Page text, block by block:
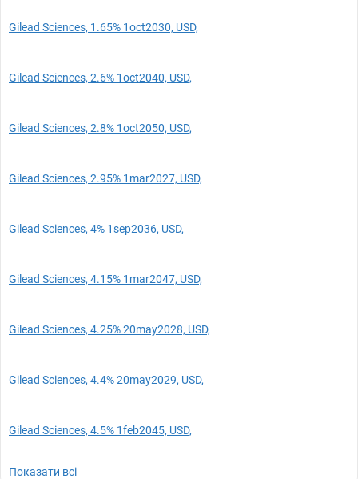
Gilead Sciences, 1.65% 1oct2030, USD,
Gilead Sciences, 2.6% 1oct2040, USD,
Gilead Sciences, 2.8% 1oct2050, USD,
Gilead Sciences, 2.95% 1mar2027, USD,
Gilead Sciences, 4% 1sep2036, USD,
Gilead Sciences, 4.15% 1mar2047, USD,
Gilead Sciences, 4.25% 20may2028, USD,
Gilead Sciences, 4.4% 20may2029, USD,
Gilead Sciences, 4.5% 1feb2045, USD,
Показати всі